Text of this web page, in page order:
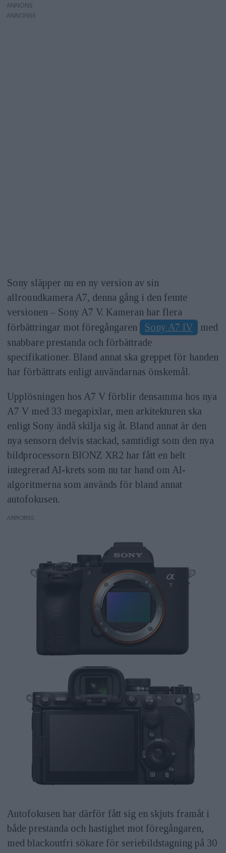
ANNONS
Sony släpper nu en ny version av sin
allroundkamera A7, denna gång i den femte
versionen – Sony A7 V. Kameran har flera
förbättringar mot föregångaren
Sony A7 IV
med
snabbare prestanda och förbättrade
specifikationer. Bland annat ska greppet för handen
har förbättrats enligt användarnas önskemål.
Upplösningen hos A7 V förblir densamma hos nya
A7 V med 33 megapixlar, men arkitekturen ska
enligt Sony ändå skilja sig åt. Bland annat är den
nya sensorn delvis stackad, samtidigt som den nya
bildprocessorn BIONZ XR2 har fått en helt
integrerad AI-krets som nu tar hand om AI-
algoritmerna som används för bland annat
autofokusen.
ANNONS
Autofokusen har därför fått sig en skjuts framåt i
både prestanda och hastighet mot föregångaren,
med blackoutfri sökare för seriebildstagning på 30